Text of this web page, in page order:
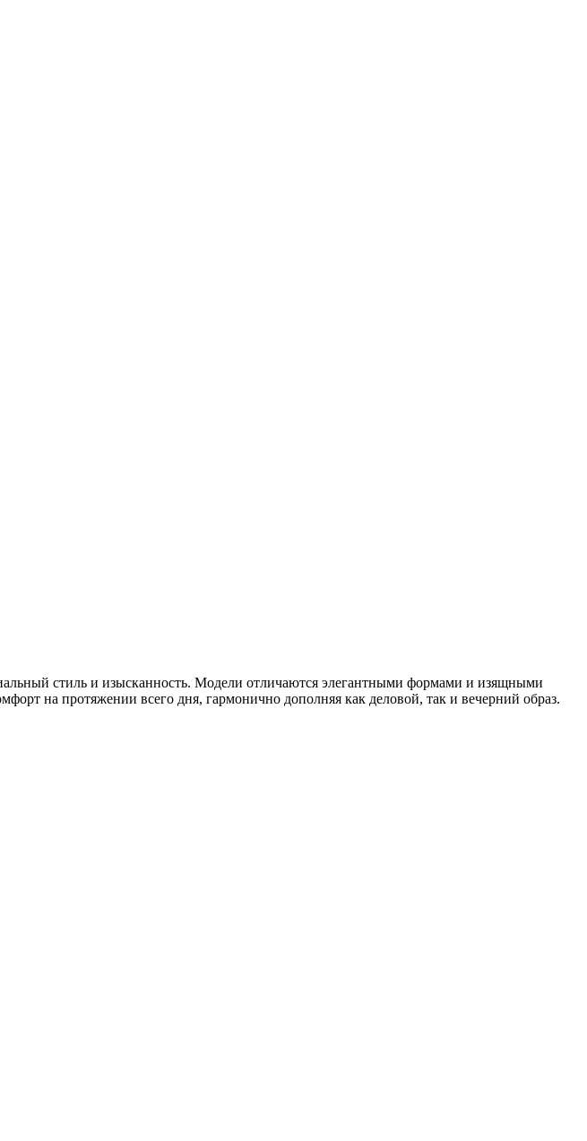
стиль и изысканность. Модели отличаются элегантными формами и изящными
на протяжении всего дня, гармонично дополняя как деловой, так и вечерний образ.